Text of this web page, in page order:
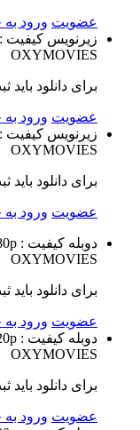
عضویت ورود
زیرنویس کیفیت : BluRay 720p
OXYMOVIES
برای دانلود باید
عضویت ورود
زیرنویس کیفیت : BluRay 480p
OXYMOVIES
برای دانلود باید
عضویت ورود
دوبله کیفیت : BluRay 1080p
OXYMOVIES
برای دانلود باید
عضویت ورود
دوبله کیفیت : BluRay 720p
OXYMOVIES
برای دانلود باید
عضویت ورود